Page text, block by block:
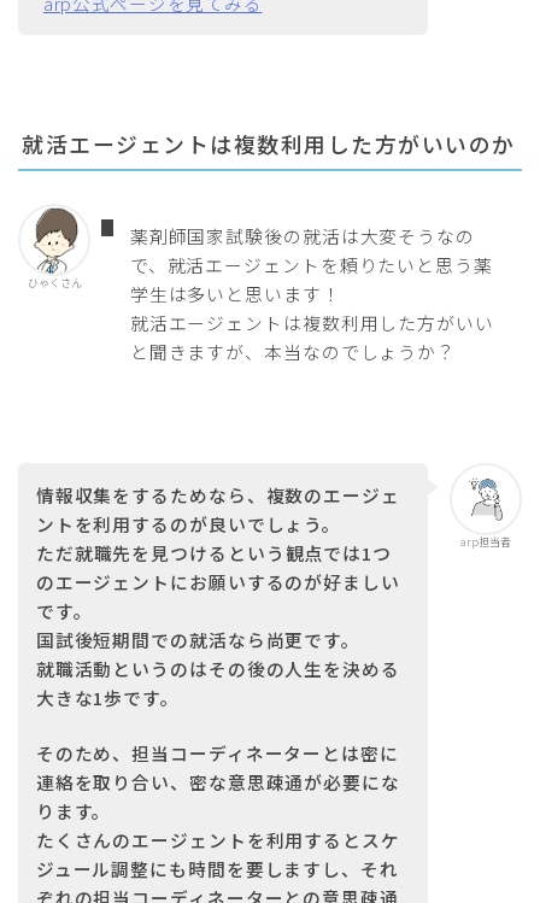
就活エージェントは複数利用した方がいいのか
ひゃくさん
薬剤師国家試験後の就活は大変そうなの
で、就活エージェントを頼りたいと思う薬
学生は多いと思います！
就活エージェントは複数利用した方がいい
と聞きますが、本当なのでしょうか？
arp担当者
情報収集をするためなら、複数のエージェ
ントを利用するのが良いでしょう。
ただ就職先を見つけるという観点では1つ
のエージェントにお願いするのが好ましい
です。
国試後短期間での就活なら尚更です。
就職活動というのはその後の人生を決める
大きな1歩です。
そのため、担当コーディネーターとは密に
連絡を取り合い、密な意思疎通が必要にな
ります。
たくさんのエージェントを利用するとスケ
ジュール調整にも時間を要しますし、それ
ぞれの担当コーディネーターとの意思疎通